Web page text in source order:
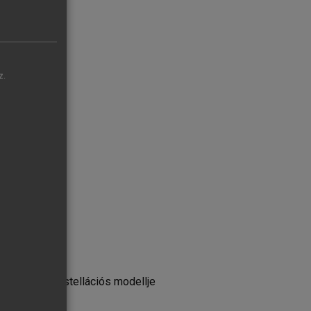
konstellációs modellje